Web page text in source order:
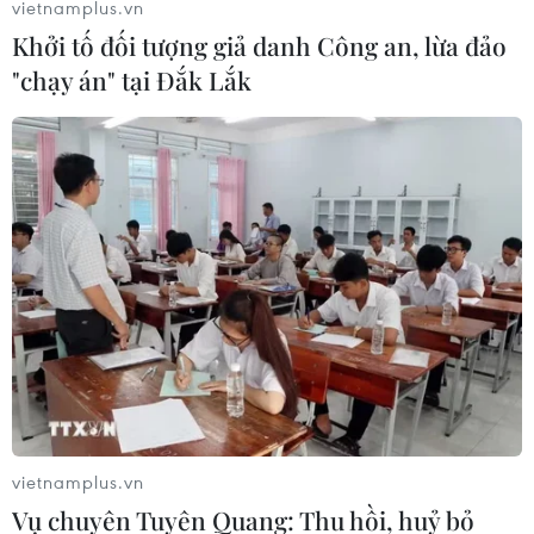
Nga, Thổ Nhĩ Kỳ bắt đầu cuộc tuần tra
chung thứ ba tại Syria
08/11/2019 09:22
48 binh sỹ, được chở trên 8 chiếc xe thiết giáp, sẽ tham
gia cuộc tuần tra chung lần thứ ba ở Syria, với sự giám
sát của 10 máy bay không người lái Orlan-10 của Nga.
vietnamplus.vn
Khởi tố đối tượng giả danh Công an, lừa đảo
"chạy án" tại Đắk Lắk
vietnamplus.vn
Vụ chuyên Tuyên Quang: Thu hồi, huỷ bỏ